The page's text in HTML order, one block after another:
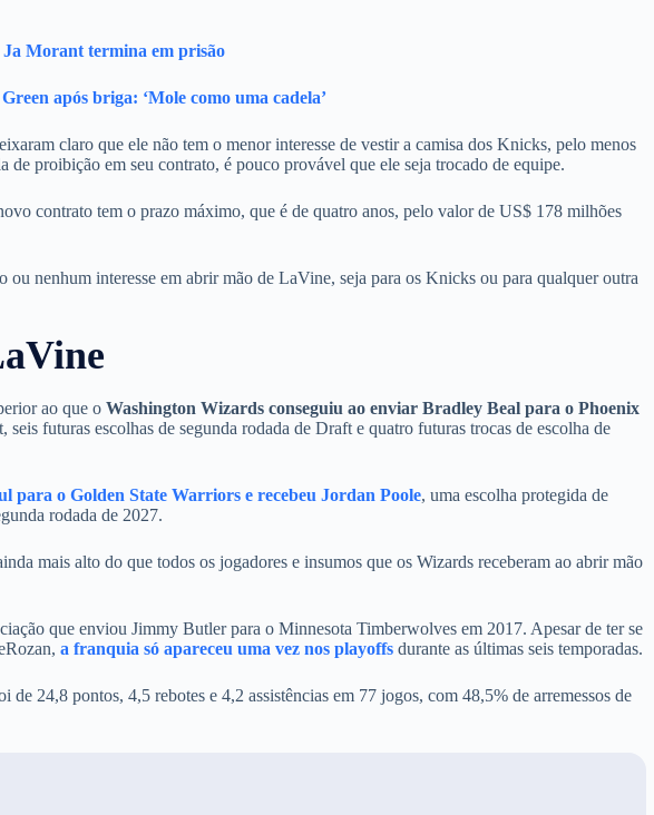
Ja Morant termina em prisão
após briga: ‘Mole como uma cadela’
claro que ele não tem o menor interesse de vestir a camisa dos Knicks, pelo menos
de proibição em seu contrato, é pouco provável que ele seja trocado de equipe.
contrato tem o prazo máximo, que é de quatro anos, pelo valor de US$ 178 milhões
ou nenhum interesse em abrir mão de LaVine, seja para os Knicks ou para qualquer outra
ao que oWashington Wizards conseguiu ao enviar Bradley Beal para o Phoenix
seis futuras escolhas de segunda rodada de Draft e quatro futuras trocas de escolha de
para o Golden State Warriors e recebeu Jordan Poole,uma escolha protegida de
rodada de 2027.
mais alto do que todos os jogadores e insumos que os Wizards receberam ao abrir mão
que enviou Jimmy Butler para o Minnesota Timberwolves em 2017. Apesar de ter se
a franquia só apareceu uma vez nos playoffs durante as últimas seis temporadas.
de 24,8 pontos, 4,5 rebotes e 4,2 assistências em 77 jogos, com 48,5% de arremessos de